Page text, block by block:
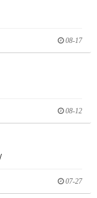
08-17
08-12
07-27